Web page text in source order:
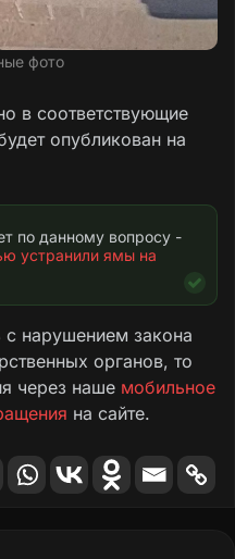
фото
в соответствующие
опубликован на
устранили ямы на
с нарушением закона
органов, то
через наше мобильное
на сайте.